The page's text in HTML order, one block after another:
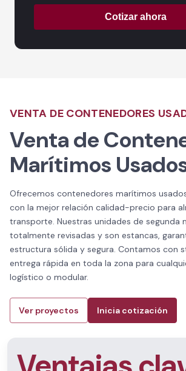
Cotizar ahora
VENTA DE CONTENEDORES
Venta de
Marítimos
Ofrecemos contenedores marítimos
con la mejor relación calidad-precio para
transporte. Nuestras unidades de segunda
totalmente revisadas y son estancas,
estructura sólida y segura. Contamos con
entrega rápida en toda la zona para
logístico o modular.
Ver proyectos Inicia cotización